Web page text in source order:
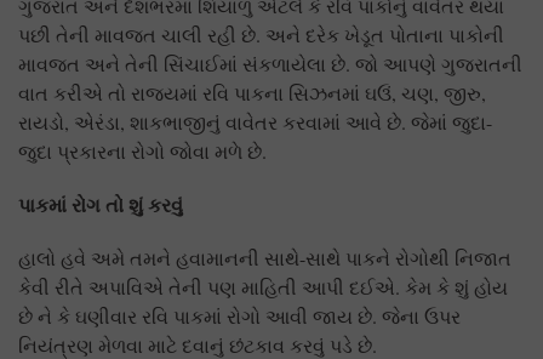
પછી તેની માવજત ચાલી રહી છે. અને દરેક ખેડૂત પોતાના પાકોની
માવજત અને તેની સિંચાઈમાં સંકળાયેલા છે. જો આપણે ગુજરાતની
વાત કરીએ તો રાજ્યમાં રવિ પાકના સિઝનમાં ઘઉં, ચણ, જીરુ,
રાયડો, એરંડા, શાકભાજીનું વાવેતર કરવામાં આવે છે. જેમાં જુદા-
જુદા પ્રકારના રોગો જોવા મળે છે.
પાકમાં રોગ તો શું કરવું
હાલો હવે અમે તમને હવામાનની સાથે-સાથે પાકને રોગોથી નિજાત
કેવી રીતે અપાવિએ તેની પણ માહિતી આપી દઈએ. કેમ કે શું હોય
છે ને કે ઘણીવાર રવિ પાકમાં રોગો આવી જાય છે. જેના ઉપર
નિયંત્રણ મેળવા માટે દવાનું છંટકાવ કરવું પડે છે.